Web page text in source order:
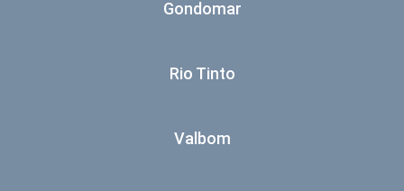
Gondomar
Rio Tinto
Valbom